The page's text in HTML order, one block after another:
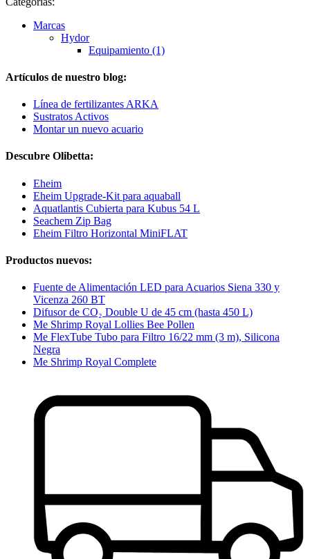
Marcas
Hydor
Equipamiento (1)
Artículos de nuestro blog:
Línea de fertilizantes ARKA
Sustratos Activos
Montar un nuevo acuario
Descubre Olibetta:
Eheim
Eheim Upgrade-Kit para aquaball
Aquatlantis Cubierta para Kubus 54 L
Seachem Zip Bag
Eheim Filtro Horizontal MiniFLAT
Productos nuevos:
Fuente de Alimentación LED para Acuarios Siena 330 y
Vicenza 260 BT
Difusor de CO₂ Double U de 45 cm (hasta 450 L)
Me Shrimp Royal Lollies Bee Pollen
Me FlexTube Tubo para Filtro 16/22 mm (3 m), Silicona
Negra
Me Shrimp Royal Complete